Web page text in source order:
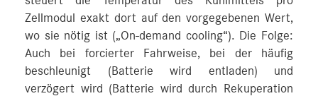
Zellmodul exakt dort auf den vorgegebenen Wert,
wo sie nötig ist („On-demand cooling“). Die Folge:
Auch bei forcierter Fahrweise, bei der häufig
beschleunigt (Batterie wird entladen) und
verzögert wird (Batterie wird durch Rekuperation